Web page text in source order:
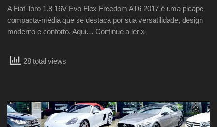
A Fiat Toro 1.8 16V Evo Flex Freedom AT6 2017 é uma picape
compacta-média que se destaca por sua versatilidade, design
moderno e conforto. Aqui… Continue a ler »
28 total views